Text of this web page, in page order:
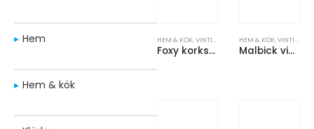
Hem
Hem & kök
HEM & KÖK,VINTILLBEHÖR
Foxy korkskruv
HEM & KÖK,VINTILLBEHÖR
Malbick vinset i 9 delar